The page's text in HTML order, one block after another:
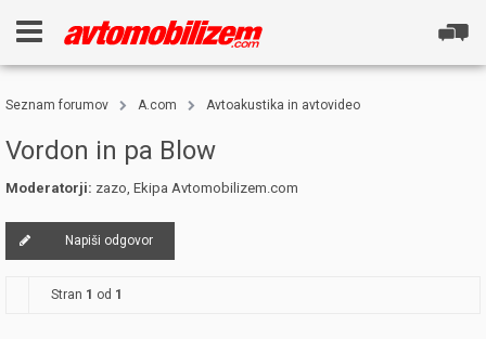
Seznam forumov A.com Avtoakustika in avtovideo
Vordon in pa Blow
Moderatorji: zazo, Ekipa Avtomobilizem.com
Napiši odgovor
Stran 1 od 1